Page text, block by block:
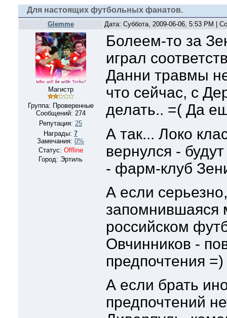
Для настоящих футбольных фанатов.
Glemme Дата: Суббота, 2009-06-06, 5:53 PM |
Магистр
Группа: Проверенные
Сообщений: 274
Репутация: 25
Награды: 7
Замечания: 0%
Статус: Offline
Город: Эртиль
Болеем-то за
играл
Данни травмы
что сейчас, с
делать.. =( Да
А так... Локо
вернулся -
- фарм-клуб
А если
запомнившаяся
российском
Овчинников -
предпочтения =)
А если брать
предпочтений